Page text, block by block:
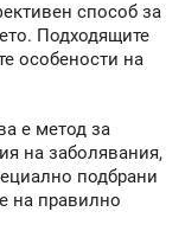
способ за
Подходящите
особености на
е метод за
на заболявания,
подбрани
на правилно